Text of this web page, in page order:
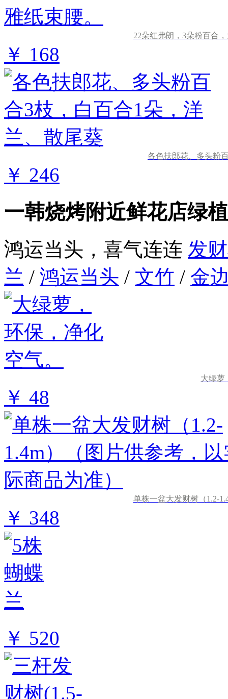
22朵红弗朗，3朵粉百合
￥ 168
各色扶郎花、多头粉
￥ 246
一韩烧烤附近鲜花店绿植
鸿运当头，喜气连连 发
兰 / 鸿运当头 / 文竹 / 金
大绿萝
￥ 48
单株一盆大发财树（1.2-
￥ 348
￥ 520